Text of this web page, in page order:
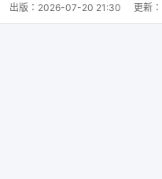
出版： 2026-07-20 21:30 更新：